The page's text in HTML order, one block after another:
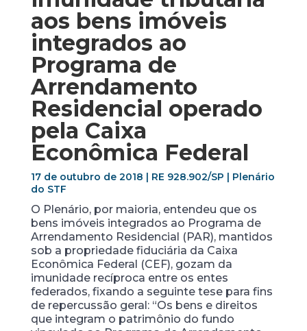
aos bens imóveis
integrados ao
Programa de
Arrendamento
Residencial operado
pela Caixa
Econômica Federal
17 de outubro de 2018 | RE 928.902/SP | Plenário
do STF
O Plenário, por maioria, entendeu que os
bens imóveis integrados ao Programa de
Arrendamento Residencial (PAR), mantidos
sob a propriedade fiduciária da Caixa
Econômica Federal (CEF), gozam da
imunidade recíproca entre os entes
federados, fixando a seguinte tese para fins
de repercussão geral: “Os bens e direitos
que integram o patrimônio do fundo